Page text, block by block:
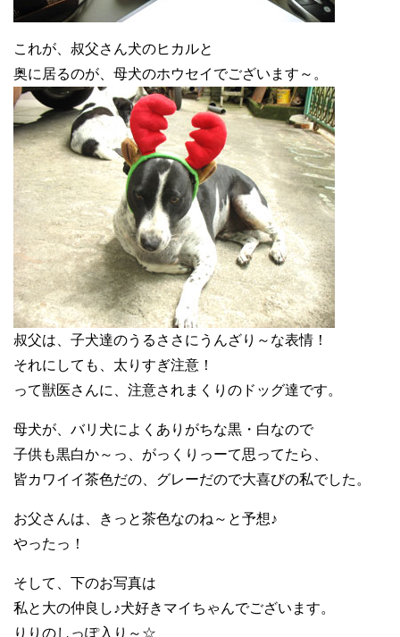
これが、叔父さん犬のヒカルと
奥に居るのが、母犬のホウセイでございます～。
叔父は、子犬達のうるささにうんざり～な表情！
それにしても、太りすぎ注意！
って獣医さんに、注意されまくりのドッグ達です。
母犬が、バリ犬によくありがちな黒・白なので
子供も黒白か～っ、がっくりっーて思ってたら、
皆カワイイ茶色だの、グレーだので大喜びの私でした。
お父さんは、きっと茶色なのね～と予想♪
やったっ！
そして、下のお写真は
私と大の仲良し♪犬好きマイちゃんでございます。
りりのしっぽ入り～☆